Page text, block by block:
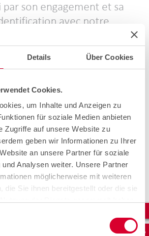
Details Über Cookies
Cookies.
um Inhalte und Anzeigen zu
für soziale Medien anbieten
Zugriffe auf unsere Website zu
geben wir Informationen zu Ihrer
an unsere Partner für soziale
und Analysen weiter. Unsere Partner
möglicherweise mit weiteren
die Sie ihnen bereitgestellt oder die sie
par son engagement et sa
avec notre
du conseil d'administration de
cablex.
devient CEO par
du nouveau CEO, cablex ne subit
mise sur la continuité. Pour la phase
Castelletti, jusqu'à présent
Services de cablex, a été nommé CEO
Castelletti est membre de la
depuis 2020. Il dispose de plus de 30
dans le management au sein du groupe
en œuvre et établi avec succès au